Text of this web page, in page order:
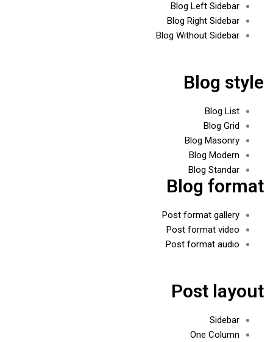
Blog Left Sidebar
Blog Right Sidebar
Blog Without Sidebar
Blog style
Blog List
Blog Grid
Blog Masonry
Blog Modern
Blog Standar
Blog format
Post format gallery
Post format video
Post format audio
Post layout
Sidebar
One Column